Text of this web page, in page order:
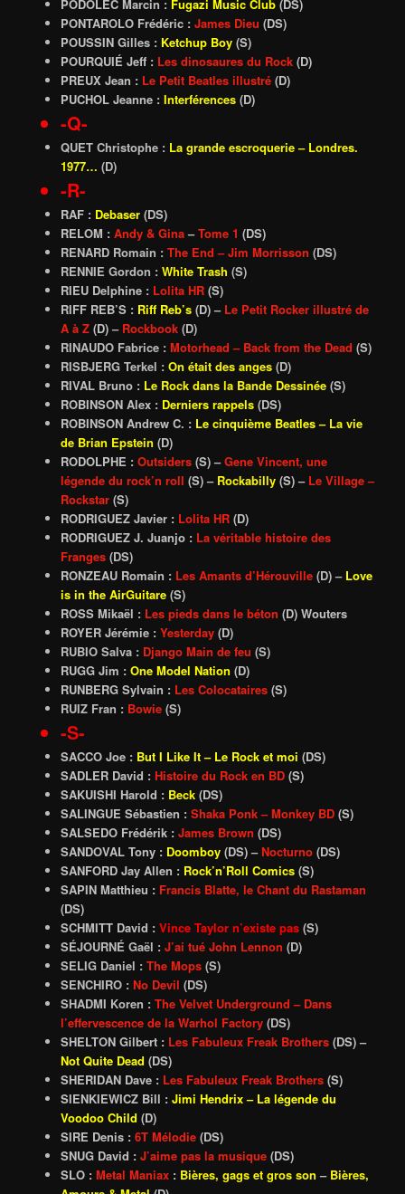
PODOLEC Marcin : Fugazi Music Club(DS)
PONTAROLO Frédéric : James Dieu (DS)
POUSSIN Gilles : Ketchup Boy(S)
POURQUIÉ Jeff : Les dinosaures du Rock(D)
PREUX Jean : Le Petit Beatles illustré(D)
PUCHOL Jeanne : Interférences(D)
-Q-
QUET Christophe : La grande escroquerie – Londres.
1977… (D)
-R-
RAF : Debaser (DS)
RELOM : Andy & Gina –Tome 1 (DS)
RENARD Romain : The End – Jim Morrisson (DS)
RENNIE Gordon : White Trash (S)
RIEU Delphine : Lolita HR(S)
RIFF REB’S : Riff Reb’s(D) – Le Petit Rocker illustré de
A à Z(D)– Rockbook(D)
RINAUDO Fabrice : Motorhead – Back from the Dead (S)
RISBJERG Terkel : On était des anges(D)
RIVAL Bruno : Le Rock dans la Bande Dessinée(S)
ROBINSON Alex : Derniers rappels(DS)
ROBINSON Andrew C. : Le cinquième Beatles – La vie
de Brian Epstein (D)
RODOLPHE : Outsiders(S) –Gene Vincent, une
légende du rock’n roll (S) – Rockabilly (S) – Le Village –
Rockstar (S)
RODRIGUEZ Javier : Lolita HR(D)
RODRIGUEZ J. Juanjo : La véritable histoire des
Franges(DS)
RONZEAU Romain : Les Amants d’Hérouville(D) – Love
is in the AirGuitare(S)
ROSS Mikaël : Les pieds dans le béton (D) Wouters
ROYER Jérémie : Yesterday(D)
RUBIO Salva : Django Main de feu (S)
RUGG Jim : One Model Nation (D)
RUNBERG Sylvain : Les Colocataires(S)
RUIZ Fran : Bowie (S)
-S-
SACCO Joe : But I Like It – Le Rock et moi (DS)
SADLER David : Histoire du Rock en BD(S)
SAKUISHI Harold : Beck(DS)
SALINGUE Sébastien : Shaka Ponk – Monkey BD(S)
SALSEDO Frédérik : James Brown (DS)
SANDOVAL Tony : Doomboy(DS) –Nocturno(DS)
SANFORD Jay Allen : Rock’n’Roll Comics (S)
SAPIN Matthieu : Francis Blatte, le Chant du Rastaman
(DS)
SCHMITT David : Vince Taylor n’existe pas (S)
SÉJOURNÉ Gaël : J’ai tué John Lennon (D)
SELIG Daniel : The Mops(S)
SENCHIRO : No Devil (DS)
SHADMI Koren : The Velvet Underground – Dans
l’effervescence de la Warhol Factory(DS)
SHELTON Gilbert : Les Fabuleux Freak Brothers(DS) –
Not Quite Dead (DS)
SHERIDAN Dave : Les Fabuleux Freak Brothers(S)
SIENKIEWICZ Bill : Jimi Hendrix – La légende du
Voodoo Child (D)
SIRE Denis : 6T Mélodie(DS)
SNUG David : J’aime pas la musique(DS)
SLO : Metal Maniax: Bières, gags et gros son – Bières,